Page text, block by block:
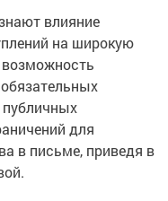
влияние
на широкую
для
в письме, приведя в
Бузовой.